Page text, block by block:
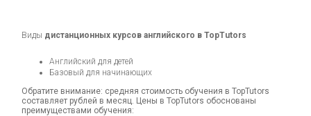
Виды дистанционных курсов английского в TopTutors
Английский для детей
Базовый для начинающих
Обратите внимание: средняя стоимость обучения в TopTutors
составляет рублей в месяц. Цены в TopTutors обоснованы
преимуществами обучения: